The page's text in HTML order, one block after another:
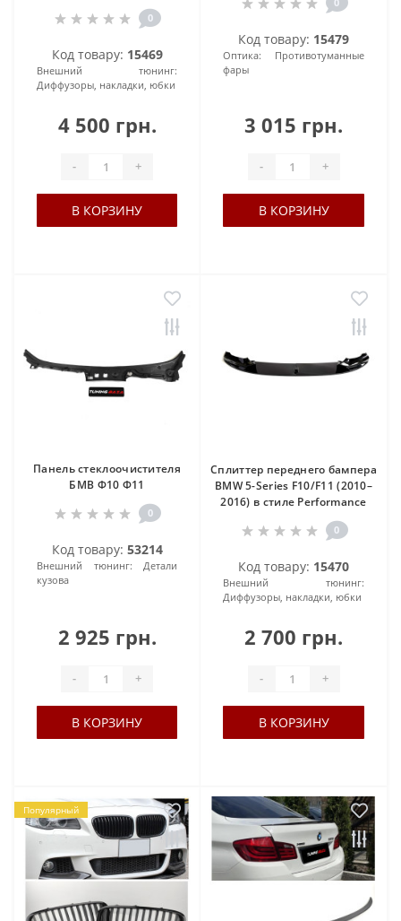
0
Код товару: 15469
Внешний тюнинг:
Диффузоры, накладки, юбки
4 500 грн.
- +
В КОРЗИНУ
Код товару: 15479
Оптика:
Противотуманные
фары
3 015 грн.
- +
В КОРЗИНУ
Панель стеклоочистителя
БМВ Ф10 Ф11
0
Код товару: 53214
Внешний тюнинг:
Детали
кузова
2 925 грн.
- +
В КОРЗИНУ
Сплиттер переднего бампера
BMW 5-Series F10/F11 (2010–
2016) в стиле Performance
0
Код товару: 15470
Внешний тюнинг:
Диффузоры, накладки, юбки
2 700 грн.
- +
В КОРЗИНУ
Популярный